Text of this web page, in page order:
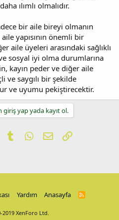
ılımlı olmalıdır.
bir aile bireyi olmanın
yapısının önemli bir
aile üyeleri arasındaki sağlıklı
sosyal iyi olma durumlarına
kayın peder ve diğer aile
ve saygılı bir şekilde
ve uyumu pekiştirecektir.
giriş yap yada kayıt ol.
PinterestTumblrWhatsApp
E-postaLink
Yardım Anasayfa
R
2019 XenForo Ltd.